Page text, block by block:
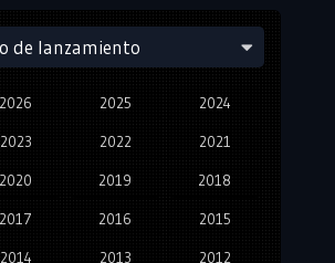
de lanzamiento
2026 2025 2024
2023 2022 2021
2020 2019 2018
2017 2016 2015
2014 2013 2012